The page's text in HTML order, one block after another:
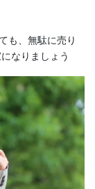
も、無駄に売り
なりましょう